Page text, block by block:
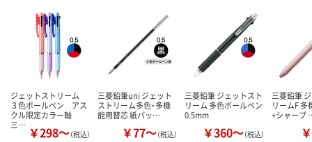
ジェットストリーム
３色ボールペン アス
クル限定カラー軸
三… ￥298～（税込）
三菱鉛筆uni ジェット
ストリーム多色・多機
能用替芯 紙パッ…
￥77～（税込）
三菱鉛筆 ジェットスト
リーム 多色ボールペン
0.5mm
￥360～（税込）
三菱鉛筆
リームF 多
+シャープ